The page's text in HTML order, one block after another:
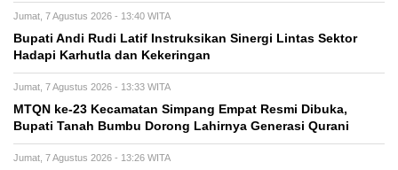
Jumat, 7 Agustus 2026 - 13:40 WITA
Bupati Andi Rudi Latif Instruksikan Sinergi Lintas Sektor
Hadapi Karhutla dan Kekeringan
Jumat, 7 Agustus 2026 - 13:33 WITA
MTQN ke-23 Kecamatan Simpang Empat Resmi Dibuka,
Bupati Tanah Bumbu Dorong Lahirnya Generasi Qurani
Jumat, 7 Agustus 2026 - 13:26 WITA